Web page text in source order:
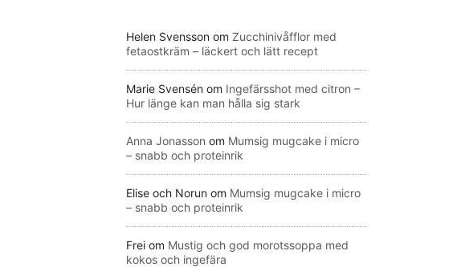
Helen Svensson om Zucchinivåfflor med
fetaostkräm – läckert och lätt recept
Marie Svensén om Ingefärsshot med citron –
Hur länge kan man hålla sig stark
Anna Jonasson om Mumsig mugcake i micro
– snabb och proteinrik
Elise och Norun om Mumsig mugcake i micro
– snabb och proteinrik
Frei om Mustig och god morotssoppa med
kokos och ingefära